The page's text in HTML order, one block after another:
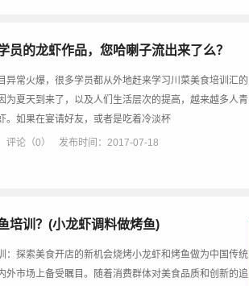
员的龙虾作品，您哈喇子流出来了么？
异常火爆，很多学员都从外地赶来学习川菜美食培训汇的
为夏天到来了，以及人们生活层次的提高，越来越多人青
。如果在宴请好友，或者是吃着冷淡杯
评论（0） 发布时间：2017-07-18
培训？(小龙虾调料做烤鱼)
：探索美食开店的新机会烧烤小龙虾和烤鱼做为中国传统
外市场上备受瞩目。随着消费群体对美食品质和创新的追